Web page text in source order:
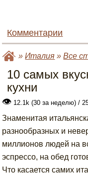
Комментарии
»Италия »Все
10 самых
кухни
👁 12.1k (30 за неделю) /
Знаменитая
разнообразных и
миллионов людей на
эспрессо, на обед
Что касается самих